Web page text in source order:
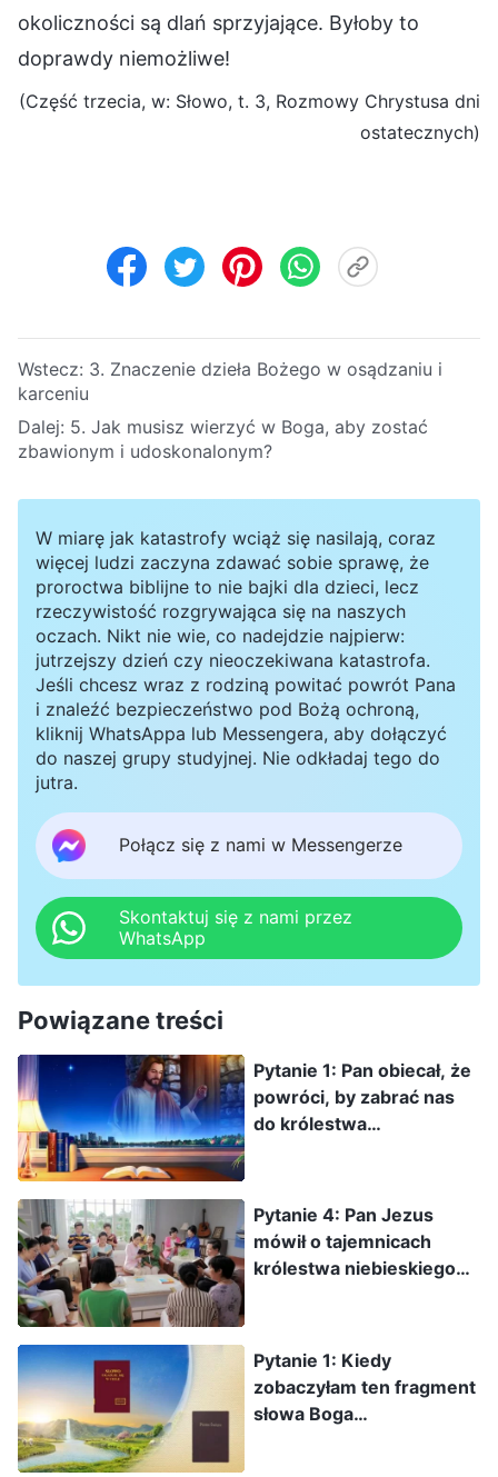
okoliczności są dlań sprzyjające. Byłoby to
doprawdy niemożliwe!
(Część trzecia, w: Słowo, t. 3, Rozmowy Chrystusa dni
ostatecznych)
Wstecz: 3. Znaczenie dzieła Bożego w osądzaniu i
karceniu
Dalej: 5. Jak musisz wierzyć w Boga, aby zostać
zbawionym i udoskonalonym?
W miarę jak katastrofy wciąż się nasilają, coraz
więcej ludzi zaczyna zdawać sobie sprawę, że
proroctwa biblijne to nie bajki dla dzieci, lecz
rzeczywistość rozgrywająca się na naszych
oczach. Nikt nie wie, co nadejdzie najpierw:
jutrzejszy dzień czy nieoczekiwana katastrofa.
Jeśli chcesz wraz z rodziną powitać powrót Pana
i znaleźć bezpieczeństwo pod Bożą ochroną,
kliknij WhatsAppa lub Messengera, aby dołączyć
do naszej grupy studyjnej. Nie odkładaj tego do
jutra.
Połącz się z nami w Messengerze
Skontaktuj się z nami przez
WhatsApp
Powiązane treści
Pytanie 1: Pan obiecał, że
powróci, by zabrać nas
do królestwa
że Pan już stał się ciałem,
by wykonać dzieło sądu
dni ostatecznych.
Zgodnie z proroctwem
i chwały: dlaczego różni
się to od sekretnego
nadejścia Pana poprzez
Pytanie 4: Pan Jezus
mówił o tajemnicach
królestwa niebieskiego
powrót Pana Jezusa,
także ujawnia wiele
tajemnic? Czy
moglibyście porozmawiać
Pytanie 1: Kiedy
zobaczyłam ten fragment
słowa Boga